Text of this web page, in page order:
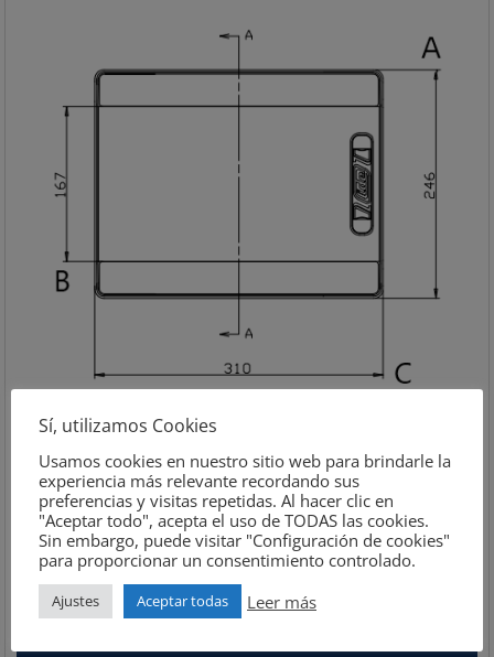
CÓDIGO
CAJA
DISYUNTOR PROTECCIÓN
Sí, utilizamos Cookies
Usamos cookies en nuestro sitio web para brindarle la
experiencia más relevante recordando sus
preferencias y visitas repetidas. Al hacer clic en
"Aceptar todo", acepta el uso de TODAS las cookies.
Sin embargo, puede visitar "Configuración de cookies"
para proporcionar un consentimiento controlado.
Ajustes Aceptar todas Leer más